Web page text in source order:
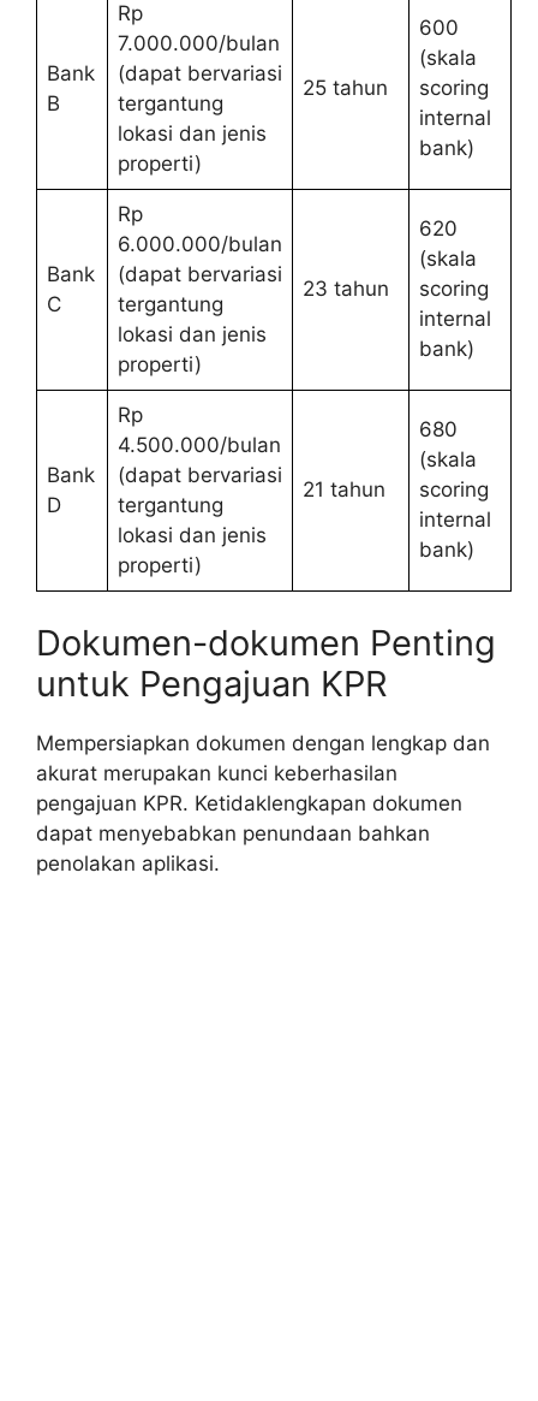
Bank
B
Rp
7.000.000/bulan
(dapat bervariasi
tergantung
lokasi dan jenis
properti)
25 tahun
600
(skala
scoring
internal
bank)
Bank
C
Rp
6.000.000/bulan
(dapat bervariasi
tergantung
lokasi dan jenis
properti)
23 tahun
620
(skala
scoring
internal
bank)
Bank
D
Rp
4.500.000/bulan
(dapat bervariasi
tergantung
lokasi dan jenis
properti)
21 tahun
680
(skala
scoring
internal
bank)
Dokumen-dokumen Penting
untuk Pengajuan KPR
Mempersiapkan dokumen dengan lengkap dan
akurat merupakan kunci keberhasilan
pengajuan KPR. Ketidaklengkapan dokumen
dapat menyebabkan penundaan bahkan
penolakan aplikasi.